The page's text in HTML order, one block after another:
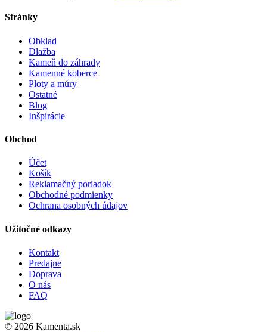
Stránky
Obklad
Dlažba
Kameň do záhrady
Kamenné koberce
Ploty a múry
Ostatné
Blog
Inšpirácie
Obchod
Účet
Košík
Reklamačný poriadok
Obchodné podmienky
Ochrana osobných údajov
Užitočné odkazy
Kontakt
Predajne
Doprava
O nás
FAQ
© 2026 Kamenta.sk